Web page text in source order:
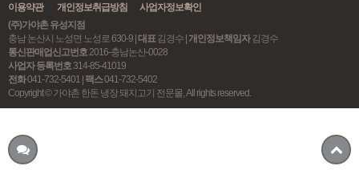
이용약관 개인정보취급방침
사업자정보확인
(주)가야촌 유성지점
충남 논산시 노성면 노성로 630-9 | 대표김경수 | 개인정보책임자김경수
통신판매업신고번호2016-충남논산-0028
사업자 등록번호314-85-41019
전화041-732-5401 | 팩스041-732-5402
Copyright © 가야촌 한돈 냉장 돼지고기 전문몰, All rights reserved.